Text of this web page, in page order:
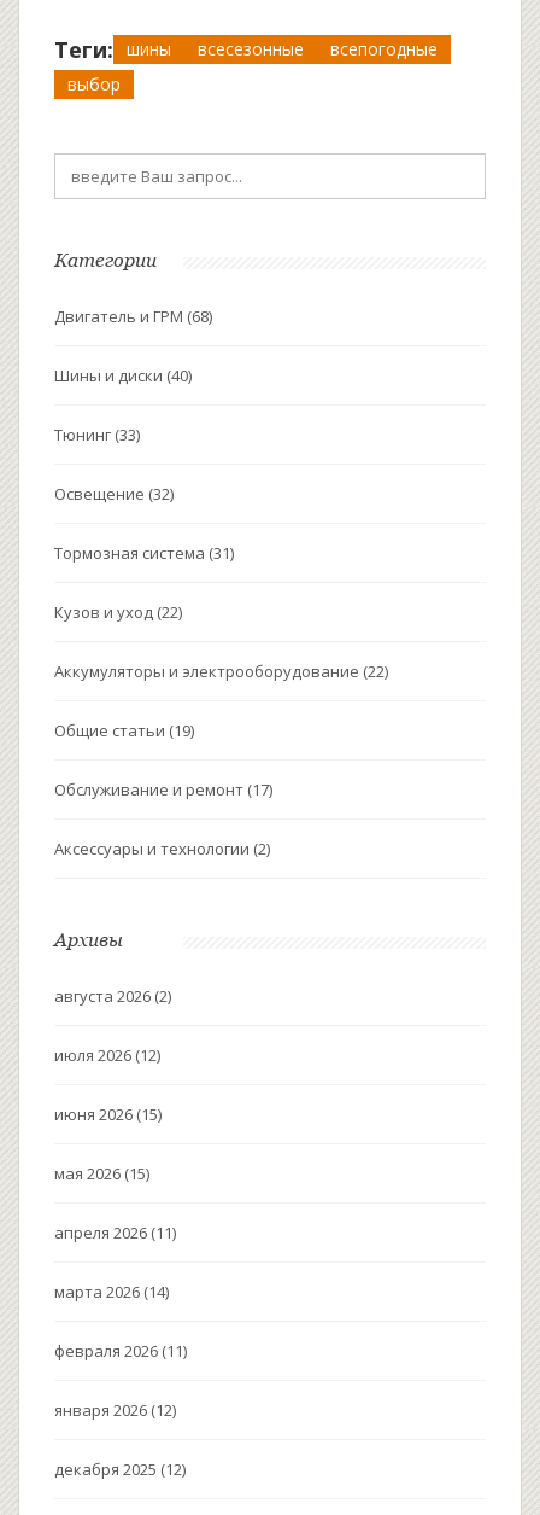
Теги: шины всесезонные
всепогодные
выбор
Категории
Двигатель и ГРМ (68)
Шины и диски (40)
Тюнинг (33)
Освещение (32)
Тормозная система (31)
Кузов и уход (22)
Аккумуляторы и электрооборудование (22)
Общие статьи (19)
Обслуживание и ремонт (17)
Аксессуары и технологии (2)
Архивы
августа 2026 (2)
июля 2026 (12)
июня 2026 (15)
мая 2026 (15)
апреля 2026 (11)
марта 2026 (14)
февраля 2026 (11)
января 2026 (12)
декабря 2025 (12)